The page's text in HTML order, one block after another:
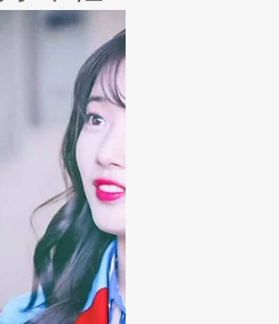
了羽绒服、毛呢